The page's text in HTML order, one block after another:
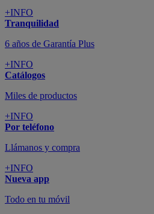
+INFO
Tranquilidad
6 años de Garantía Plus
+INFO
Catálogos
Miles de productos
+INFO
Por teléfono
Llámanos y compra
+INFO
Nueva app
Todo en tu móvil